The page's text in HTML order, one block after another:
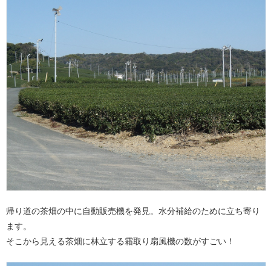
帰り道の茶畑の中に自動販売機を発見。水分補給のために立ち寄り
ます。
そこから見える茶畑に林立する霜取り扇風機の数がすごい！